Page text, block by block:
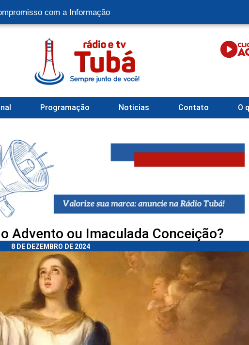
com a Informação
Programação Noticias Contato O
Advento ou Imaculada Conceição?
8 DE DEZEMBRO DE 2024